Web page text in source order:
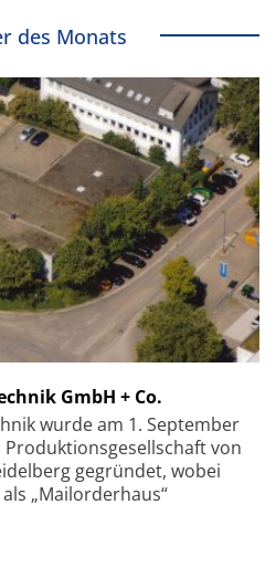
des Monats
GmbH + Co.
wurde am 1. September
von
gegründet, wobei
„Mailorderhaus“